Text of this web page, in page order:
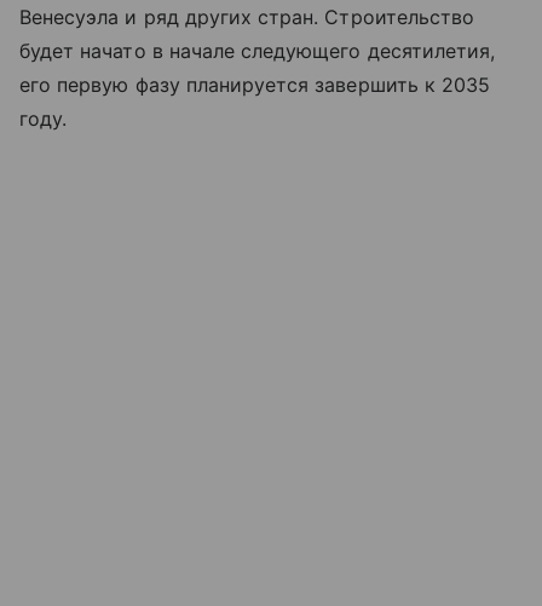
Венесуэла и ряд других стран. Строительство
будет начато в начале следующего десятилетия,
его первую фазу планируется завершить к 2035
году.